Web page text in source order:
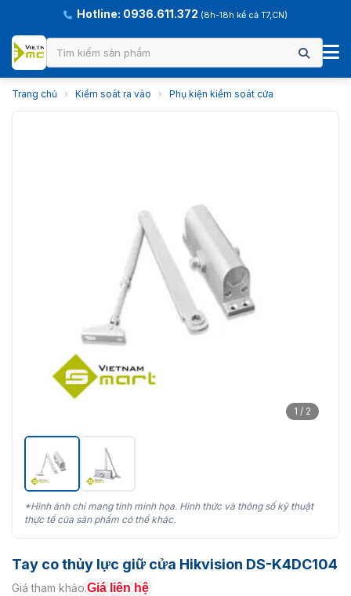
Hotline: 0936.611.372 (8h-18h kể cả T7,CN)
Trang chủ › Kiểm soát ra vào › Phụ kiện kiểm soát cửa
1 / 2
*Hình ảnh chỉ mang tính minh họa. Hình thức và thông số kỹ thuật
thực tế của sản phẩm có thể khác.
Tay co thủy lực giữ cửa Hikvision DS-K4DC104
Giá tham khảo:Giá liên hệ